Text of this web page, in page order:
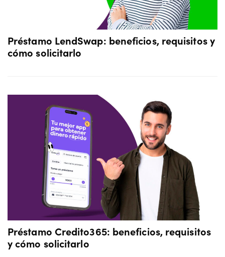
Préstamo LendSwap: beneficios, requisitos y
cómo solicitarlo
Préstamo Credito365: beneficios, requisitos
y cómo solicitarlo